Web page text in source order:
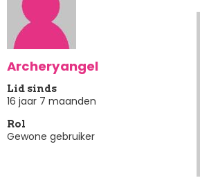
Archeryangel
Lid sinds
16 jaar 7 maanden
Rol
Gewone gebruiker